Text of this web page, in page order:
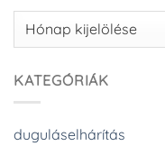
Archívum
KATEGÓRIÁK
duguláselhárítás